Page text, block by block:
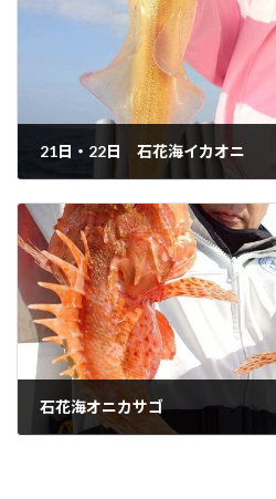
21日・22日 石花海イカオニ
石花海オニカサゴ